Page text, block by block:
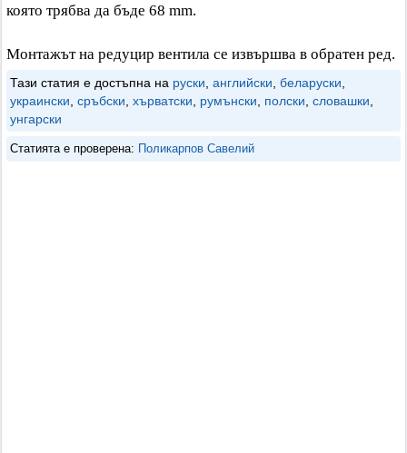
която трябва да бъде 68 mm.
Монтажът на редуцир вентила се извършва в обратен ред.
Тази статия е достъпна на руски английски беларуски
украински сръбски хърватски румънски полски словашки
унгарски
Статията е проверена: Поликарпов Савелий